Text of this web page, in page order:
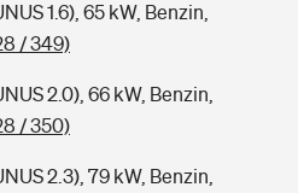
1.6), 65 kW, Benzin,
/ 349)
2.0), 66 kW, Benzin,
/ 350)
2.3), 79 kW, Benzin,